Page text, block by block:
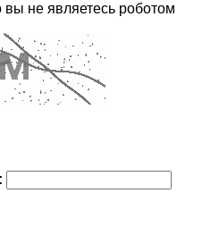
не являетесь роботом